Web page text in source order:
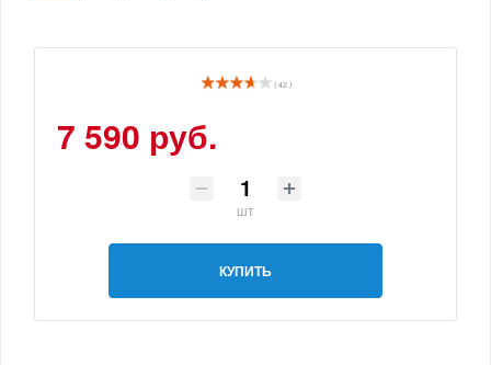
( 42 )
7 590 руб.
шт
КУПИТЬ